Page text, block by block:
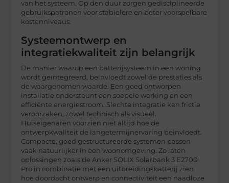
van het systeem. Op den duur zorgen gedisciplineerde
gebruikspatronen voor stabielere en beter voorspelbare
kostenniveaus.
Systeemontwerp en
integratiekwaliteit zijn belangrijk
De manier waarop een batterijsysteem in een woning
wordt geïntegreerd, beïnvloedt zowel de prestaties als
de waargenomen waarde. Een goed ontworpen
installatie ondersteunt een soepele werking en een
efficiënte energiestroom. Slechte integratie kan frictie
veroorzaken, zowel technisch als visueel.
Huiseigenaren voorzien niet altijd hoe de
ontwerpkwaliteit de langetermijnervaring beïnvloedt.
Compacte, goed gestructureerde systemen passen
vaak natuurlijker in een woonomgeving. Zo laten
oplossingen zoals de Anker SOLIX Solarbank 3 E2700
Pro in combinatie met een uitbreidingsbatterij zien
hoe doordacht ontwerp en connectiviteit een naadloze